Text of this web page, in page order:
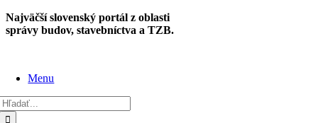
Skip
to
Najväčší slovenský portál z oblasti
správy budov, stavebníctva a TZB.
Menu